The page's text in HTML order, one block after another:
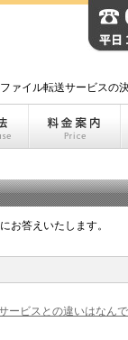
ァイル転送サービスの
お答えいたします。
ービスとの違いはなん